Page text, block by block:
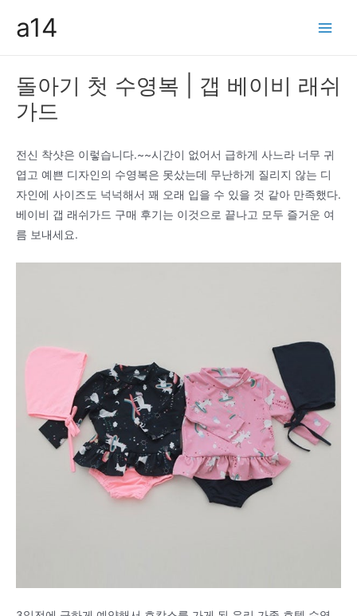
a14
돌아기 첫 수영복 | 갭 베이비 래쉬
가드
전신 착샷은 이렇습니다.~~시간이 없어서 급하게 사느라 너무 귀
엽고 예쁜 디자인의 수영복은 못샀는데 무난하게 질리지 않는 디
자인에 사이즈도 넉넉해서 꽤 오래 입을 수 있을 것 같아 만족했다.
베이비 갭 래쉬가드 구매 후기는 이것으로 끝나고 모두 즐거운 여
름 보내세요.